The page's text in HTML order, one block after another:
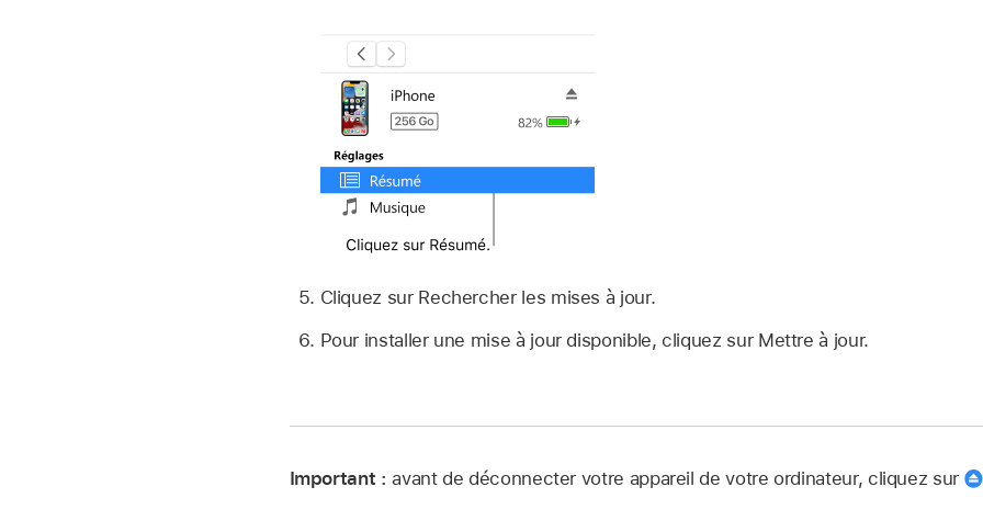
Cliquez sur Rechercher les mises à jour.
Pour installer une mise à jour disponible, cliquez sur Mettre à jour.
Important :avant de déconnecter votre appareil de votre ordinateur, cliquez sur